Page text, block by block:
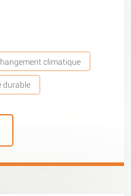
climatique
durable